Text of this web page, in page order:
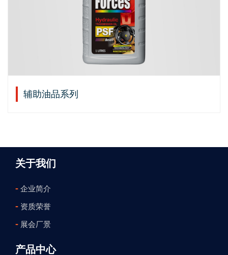
辅助油品系列
关于我们
- 企业简介
- 资质荣誉
- 展会厂景
产品中心